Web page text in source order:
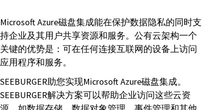
Microsoft Azure磁盘集成能在保护数据隐私的同时支
持企业及其用户共享资源和服务。公有云架构一个
关键的优势是：可在任何连接互联网的设备上访问
应用程序和服务。
SEEBURGER助您实现Microsoft Azure磁盘集成。
SEEBURGER解决方案可以帮助企业访问这些云资